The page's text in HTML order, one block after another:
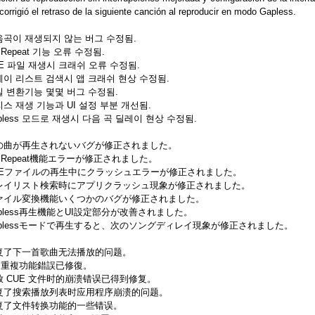
el retraso de la siguiente canción al reproducir en modo Gapless.
곡이 재생되지 않는 버그 수정됨.
기능 오류 수정됨.
파일 재생시 크래쉬 오류 수정됨.
이 리스트 검색시 앱 크래쉬 현상 수정됨.
변환기능 몇몇 버그 수정됨.
스 재생 기능과 UI 설정 부분 개선됨.
모드로 재생시 다음 곡 딜레이 현상 수정됨.
曲が再生されないバグが修正されました。
機能エラーが修正されました。
ファイルの再生中にクラッシュエラーが修正されました。
イリスト検索時にアプリクラッシュ現象が修正されました。
イル変換機能いくつかのバグが修正されました。
再生機能とUI設定部分が改善されました。
モードで再生すると、次のソングディレイ現象が修正されました。
了下一首歌曲无法播放的问题。
複功能錯誤已修復。
CUE 文件时的崩溃错误已得到修复。
了搜索播放列表时应用程序崩溃的问题。
了文件转换功能的一些错误。